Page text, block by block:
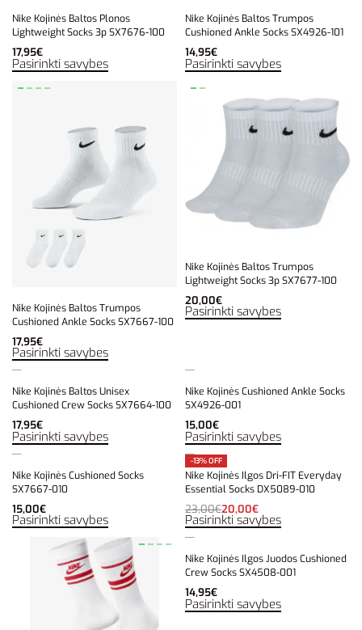
Nike Kojinės Baltos Plonos
Lightweight Socks 3p SX7676-100
17,95€
Pasirinkti savybes
Nike Kojinės Baltos Trumpos
Cushioned Ankle Socks SX4926-101
14,95€
Pasirinkti savybes
Nike Kojinės Baltos Trumpos
Cushioned Ankle Socks SX7667-100
17,95€
Pasirinkti savybes
Nike Kojinės Baltos Trumpos
Lightweight Socks 3p SX7677-100
20,00€
Pasirinkti savybes
Nike Kojinės Baltos Unisex
Cushioned Crew Socks SX7664-100
17,95€
Pasirinkti savybes
Nike Kojinės Cushioned Ankle Socks
SX4926-001
15,00€
Pasirinkti savybes
Nike Kojinės Cushioned Socks
SX7667-010
15,00€
Pasirinkti savybes
-13% OFF
Nike Kojinės Ilgos Dri-FIT Everyday
Essential Socks DX5089-010
23,00€20,00€
Pasirinkti savybes
Nike Kojinės Ilgos Juodos Cushioned
Crew Socks SX4508-001
14,95€
Pasirinkti savybes